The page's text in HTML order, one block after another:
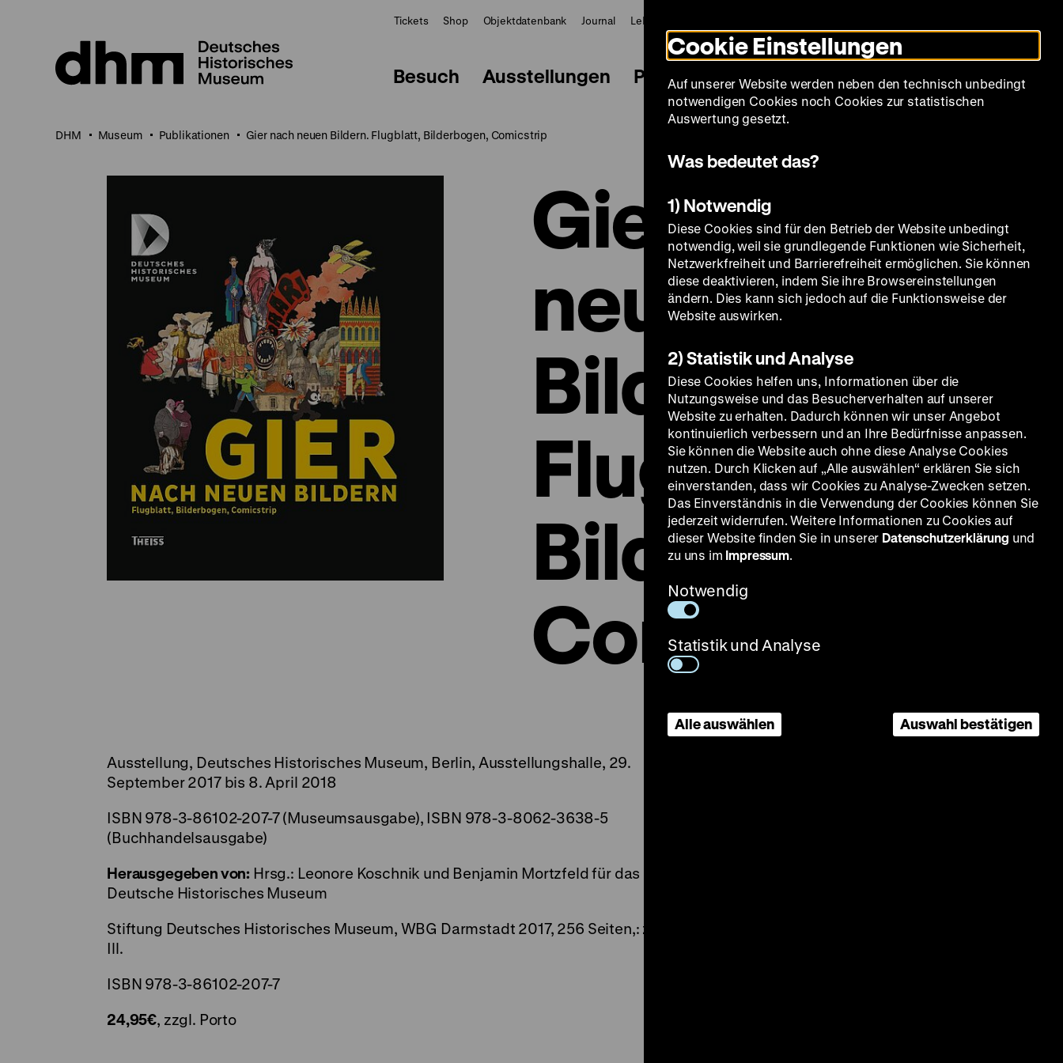
Seiteninhalt
springen
Tickets Shop Objektdatenbank Journal LeMO
Modus
umschalten
zum
Deutschen
Historischen
in
Deutscher
zum
Deutschen
Historischen
in
Leichter
Besuch Ausstellungen Programm Sammlung Bildung Museum
DHM Museum Publikationen Gier nach neuen Bildern. Flugblatt, Bilderbogen, Comicstrip
Gier nach
neuen
Bildern.
Flugblatt,
Bilderbogen,
Comicstrip
Ausstellung, Deutsches Historisches Museum, Berlin, Ausstellungshalle, 29.
September 2017 bis 8. April 2018
ISBN 978-3-86102-207-7 (Museumsausgabe), ISBN 978-3-8062-3638-5
(Buchhandelsausgabe)
Herausgegeben von: Hrsg.: Leonore Koschnik und Benjamin Mortzfeld für das
Deutsche Historisches Museum
Stiftung Deutsches Historisches Museum, WBG Darmstadt 2017, 256 Seiten,: zahl.
Ill.
ISBN 978-3-86102-207-7
24,95€, zzgl. Porto
Cookie Einstellungen
Auf unserer Website werden neben den technisch unbedingt
notwendigen Cookies noch Cookies zur statistischen
Auswertung gesetzt.
Was bedeutet das?
1) Notwendig
Diese Cookies sind für den Betrieb der Website unbedingt
notwendig, weil sie grundlegende Funktionen wie Sicherheit,
Netzwerkfreiheit und Barrierefreiheit ermöglichen. Sie können
diese deaktivieren, indem Sie ihre Browsereinstellungen
ändern. Dies kann sich jedoch auf die Funktionsweise der
Website auswirken.
2) Statistik und Analyse
Diese Cookies helfen uns, Informationen über die
Nutzungsweise und das Besucherverhalten auf unserer
Website zu erhalten. Dadurch können wir unser Angebot
kontinuierlich verbessern und an Ihre Bedürfnisse anpassen.
Sie können die Website auch ohne diese Analyse Cookies
nutzen. Durch Klicken auf „Alle auswählen“ erklären Sie sich
einverstanden, dass wir Cookies zu Analyse-Zwecken setzen.
Das Einverständnis in die Verwendung der Cookies können Sie
jederzeit widerrufen. Weitere Informationen zu Cookies auf
dieser Website finden Sie in unserer Datenschutzerklärung und
zu uns im Impressum.
Notwendig
Statistik und Analyse
Alle auswählen Auswahl bestätigen